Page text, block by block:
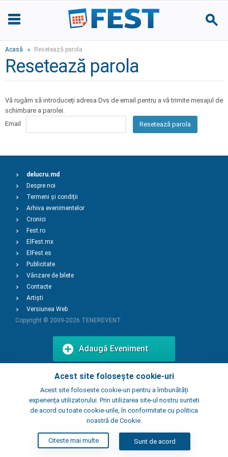
Acasă Resetează parola
Resetează parola
Vă rugăm să introduceți adresa Dvs de email pentru a vă trimite mesajul de
schimbare a parolei.
Email
Resetează parola
Acest site folosește cookie-uri
Acest site foloseste cookie-uri pentru a îmbunătăți
experiența utilizatorului. Prin utilizarea site-ul nostru sunteti
de acord cu toate cookie-urile, în conformitate cu politica
noastră de Cookie.
Citeste mai multe Sunt de acord
delucru.md
Despre noi
Termeni și condiții
Arhiva evenimentelor
Cronici
Fest.ro
ElFest.mx
ElFest.es
Publicitate
Vânzare de bilete
Contacte
Artiști
Versiunea Web
Copyright © 2009-2026 TENEREVENT
Adaugă Eveniment
Adaugă Local